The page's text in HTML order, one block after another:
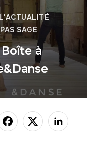
L'ACTUALITÉ,
SAGE
à